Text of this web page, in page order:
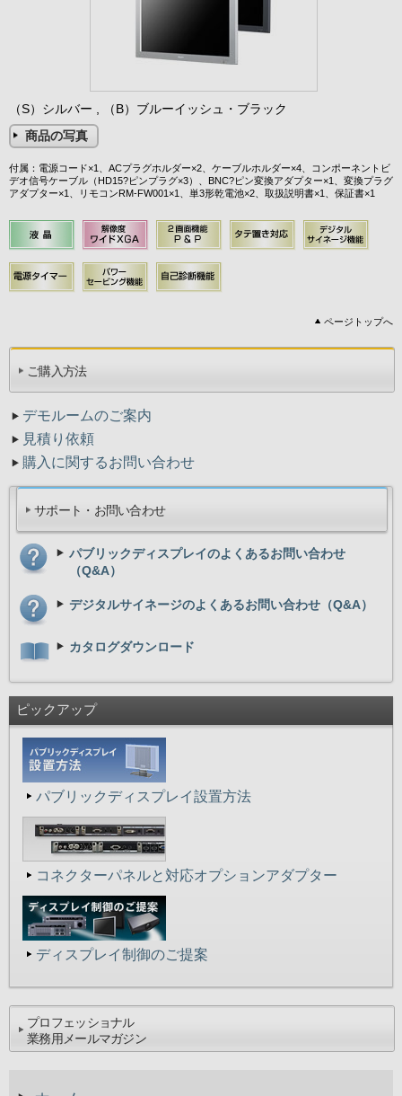
（S）シルバー , （B）ブルーイッシュ・ブラック
商品の写真
付属：電源コード×1、ACプラグホルダー×2、ケーブルホルダー×4、コンポーネントビ
デオ信号ケーブル（HD15?ピンプラグ×3）、BNC?ピン変換アダプター×1、変換プラグ
アダプター×1、リモコンRM-FW001×1、単3形乾電池×2、取扱説明書×1、保証書×1
ページトップへ
ご購入方法
デモルームのご案内
見積り依頼
購入に関するお問い合わせ
サポート・お問い合わせ
パブリックディスプレイのよくあるお問い合わせ
（Q&A）
デジタルサイネージのよくあるお問い合わせ（Q&A）
カタログダウンロード
ピックアップ
パブリックディスプレイ設置方法
コネクターパネルと対応オプションアダプター
ディスプレイ制御のご提案
プロフェッショナル
業務用メールマガジン